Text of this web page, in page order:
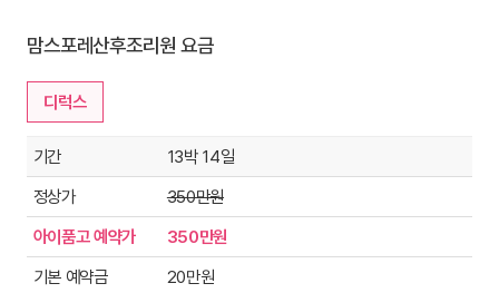
맘스포레산후조리원 요금
디럭스
기간
13박 14일
정상가
350만원
아이품고 예약가
350만원
기본 예약금
20만원